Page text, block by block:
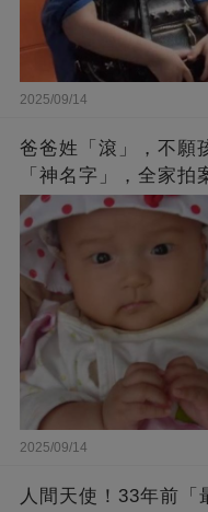
2025/09/14
爸爸姓「滾」，不願
「神名字」，全家
2025/09/14
人間天使！33年前「